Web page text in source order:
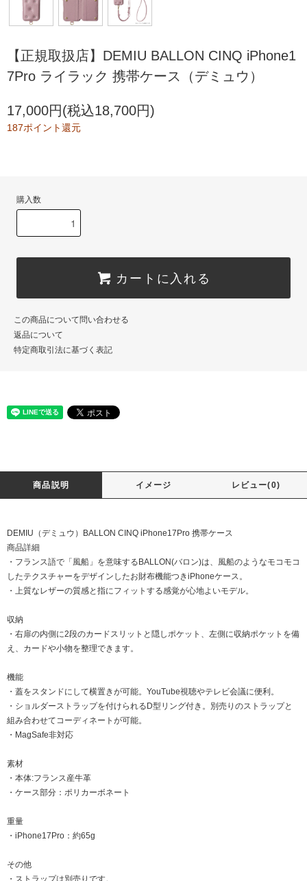
【正規取扱店】DEMIU BALLON CINQ iPhone1
7Pro ライラック 携帯ケース（デミュウ）
17,000円(税込18,700円)
187ポイント還元
購入数
カートに入れる
この商品について問い合わせる
返品について
特定商取引法に基づく表記
商品説明 イメージ レビュー(0)
DEMIU（デミュウ）BALLON CINQ iPhone17Pro 携帯ケース
商品詳細
・フランス語で「風船」を意味するBALLON(バロン)は、風船のようなモコモコ
したテクスチャーをデザインしたお財布機能つきiPhoneケース。
・上質なレザーの質感と指にフィットする感覚が心地よいモデル。
収納
・右扉の内側に2段のカードスリットと隠しポケット、左側に収納ポケットを備
え、カードや小物を整理できます。
機能
・蓋をスタンドにして横置きが可能。YouTube視聴やテレビ会議に便利。
・ショルダーストラップを付けられるD型リング付き。別売りのストラップと
組み合わせてコーディネートが可能。
・MagSafe非対応
素材
・本体:フランス産牛革
・ケース部分：ポリカーボネート
重量
・iPhone17Pro：約65g
その他